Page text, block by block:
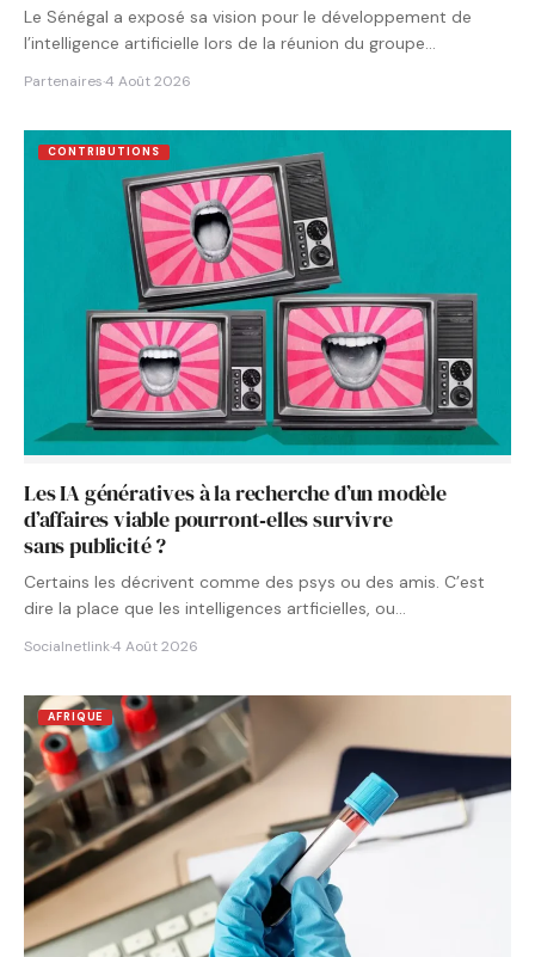
Le Sénégal a exposé sa vision pour le développement de
l’intelligence artificielle lors de la réunion du groupe…
Partenaires·4 Août 2026
CONTRIBUTIONS
Les IA génératives à la recherche d’un modèle
d’affaires viable pourront‑elles survivre
sans publicité ?
Certains les décrivent comme des psys ou des amis. C’est
dire la place que les intelligences artficielles, ou…
Socialnetlink·4 Août 2026
AFRIQUE